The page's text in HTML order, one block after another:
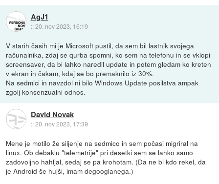
AgJ1
::20. nov 2023, 16:19
V starih časih mi je Microsoft pustil, da sem bil lastnik svojega
računalnika, zdaj se qurba spomni, ko sem na telefonu in se vklopi
screensaver, da bi lahko naredil update in potem gledam ko kreten
v ekran in čakam, kdaj se bo premaknilo iz 30%.
Na sedmici in navzdol ni bilo Windows Update posilstva ampak
zgolj konsenzualni odnos.
David Novak
::20. nov 2023, 17:39
Mene je motilo že siljenje na sedmico in sem počasi migriral na
linux. Ob debaklu "telemetrije" pri desetki sem se lahko samo
zadovoljno hahljal, sedaj se pa krohotam. (Da ne bi kdo rekel, da
je Android še hujši, imam degooglanega.)